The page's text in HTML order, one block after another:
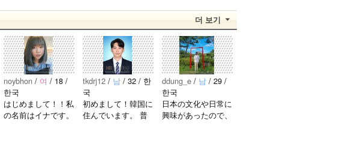
더 보기
noybhon / 여 / 18 /
한국
はじめまして！！私
の名前はイナです。
tkdrj12 / 남/ 32 / 한
국
初めまして！韓国に
住んでいます。 ​普
ddung_e / 남/ 29 /
한국
日本の文化や日常に
興味があったので、